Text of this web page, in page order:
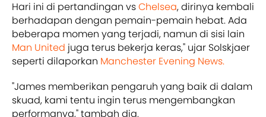
Hari ini di pertandingan vsChelsea, dirinya kembali
berhadapan dengan pemain-pemain hebat. Ada
beberapa momen yang terjadi, namun di sisi lain
Man United juga terus bekerja keras," ujar Solskjaer
seperti dilaporkan Manchester Evening News.
"James memberikan pengaruh yang baik di dalam
skuad, kami tentu ingin terus mengembangkan
performanya," tambah dia.